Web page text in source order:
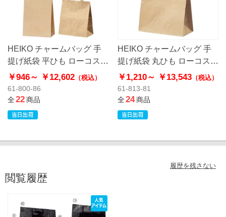
HEIKO チャームバッグ 手
提げ紙袋 平ひも ローコスト
タイプ 茶無地
￥946～ ￥12,602 （税込）
61-800-86
全22商品
HEIKO チャームバッグ 手
提げ紙袋 丸ひも ローコスト
タイプ 茶無地
￥1,210～ ￥13,543（税込）
61-813-81
全24商品
履歴を残さない
閲覧履歴